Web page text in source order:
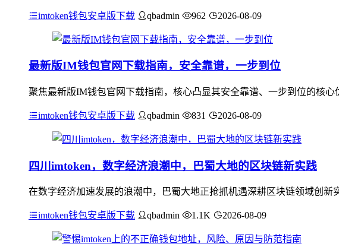
imtoken钱包安卓版下载 qbadmin 962 2026-08-09
最新版IM钱包官网下载指南，安全靠谱，一步到位
聚焦最新版IM钱包官网下载指南，核心凸显其安全靠谱、一步到位的核
imtoken钱包安卓版下载 qbadmin 831 2026-08-09
四川imtoken，数字经济浪潮中，巴蜀大地的区块链新实践
在数字经济加速发展的浪潮中，巴蜀大地正抢抓机遇深耕区块链领域创
imtoken钱包安卓版下载 qbadmin 1.1K 2026-08-09